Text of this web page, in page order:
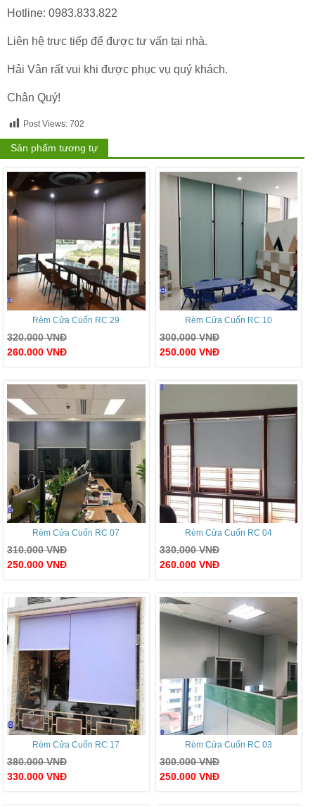
Hotline: 0983.833.822
Liên hệ trưc tiếp để được tư vấn tại nhà.
Hải Vân rất vui khi được phục vụ quý khách.
Chân Quý!
Post Views: 702
Sản phẩm tương tự
Rèm Cửa Cuốn RC 29
320.000VNĐ
260.000 VNĐ
Rèm Cửa Cuốn RC 10
300.000VNĐ
250.000 VNĐ
Rèm Cửa Cuốn RC 07
310.000VNĐ
250.000 VNĐ
Rèm Cửa Cuốn RC 04
330.000VNĐ
260.000 VNĐ
Rèm Cửa Cuốn RC 17
380.000VNĐ
330.000 VNĐ
Rèm Cửa Cuốn RC 03
300.000VNĐ
250.000 VNĐ